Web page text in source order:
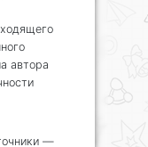
автора
—